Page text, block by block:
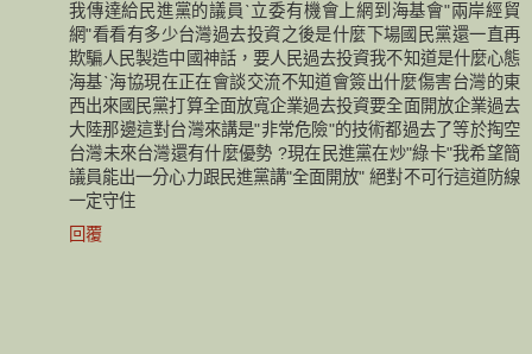
我傳達給民進黨的議員ˋ立委有機會上網到海基會"兩岸經貿
網"看看有多少台灣過去投資之後是什麼下場國民黨還一直再
欺騙人民製造中國神話，要人民過去投資我不知道是什麼心態
海基ˋ海協現在正在會談交流不知道會簽出什麼傷害台灣的東
西出來國民黨打算全面放寬企業過去投資要全面開放企業過去
大陸那邊這對台灣來講是"非常危險"的技術都過去了等於掏空
台灣未來台灣還有什麼優勢 ?現在民進黨在炒"綠卡"我希望簡
議員能出一分心力跟民進黨講"全面開放" 絕對不可行這道防線
一定守住
回覆